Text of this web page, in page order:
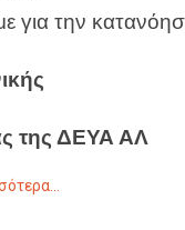
για την
της ΔΕΥΑ ΑΛ